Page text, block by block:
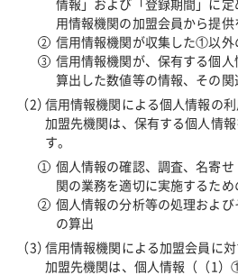
情報」および「登録期間」に
用情報機関の加盟会員から提供
信用情報機関が収集した①以外
信用情報機関が、保有する個
算出した数値等の情報、その関
信用情報機関による個人情報の利
加盟先機関は、保有する個人情
す。
個人情報の確認、調査、名寄
関の業務を適切に実施するため
個人情報の分析等の処理およ
の算出
信用情報機関による加盟会員に
加盟先機関は、個人情報（（1